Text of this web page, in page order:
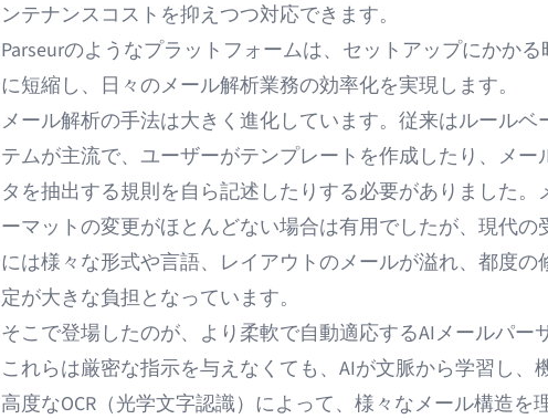
ンテナンスコストを抑えつつ対応できます。
Parseurのようなプラットフォームは、セットアップにかか
に短縮し、日々のメール解析業務の効率化を実現します。
メール解析の手法は大きく進化しています。従来はルールベ
テムが主流で、ユーザーがテンプレートを作成したり、メー
タを抽出する規則を自ら記述したりする必要がありました。
ーマットの変更がほとんどない場合は有用でしたが、現代の
には様々な形式や言語、レイアウトのメールが溢れ、都度の
定が大きな負担となっています。
そこで登場したのが、より柔軟で自動適応するAIメールパー
これらは厳密な指示を与えなくても、AIが文脈から学習し、
高度なOCR（光学文字認識）によって、様々なメール構造を